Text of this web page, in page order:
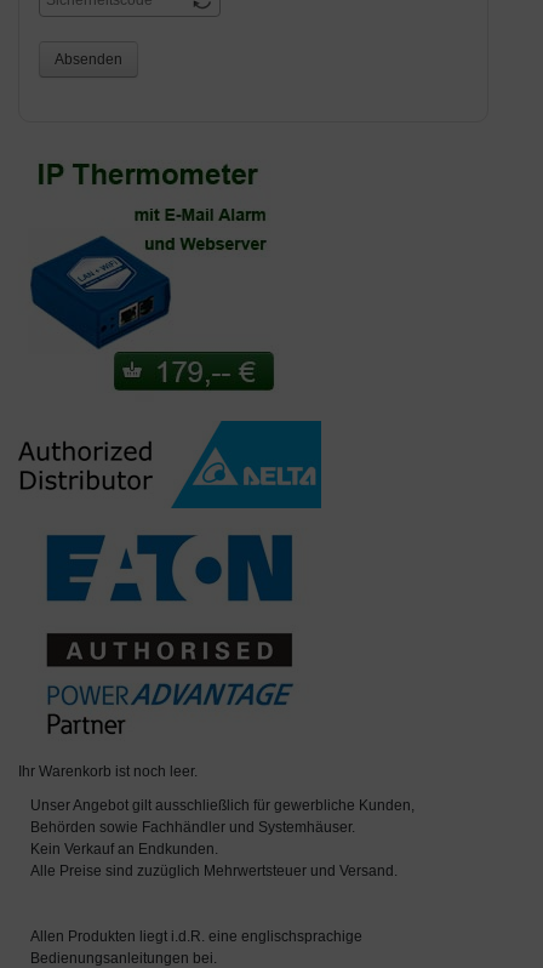
Absenden
Ihr Warenkorb ist noch leer.
Unser Angebot gilt ausschließlich für gewerbliche Kunden,
Behörden sowie Fachhändler und Systemhäuser.
Kein Verkauf an Endkunden.
Alle Preise sind zuzüglich Mehrwertsteuer und Versand.
Allen Produkten liegt i.d.R. eine englischsprachige
Bedienungsanleitungen bei.